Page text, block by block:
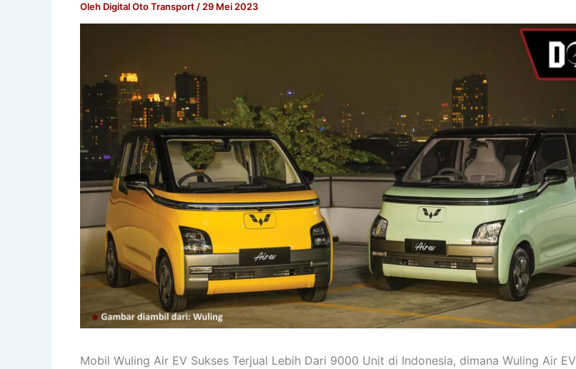
Oleh Digital Oto Transport / 29 Mei 2023
Mobil Wuling Air EV Sukses Terjual Lebih Dari 9000 Unit di Indonesia, dimana Wuling Air EV